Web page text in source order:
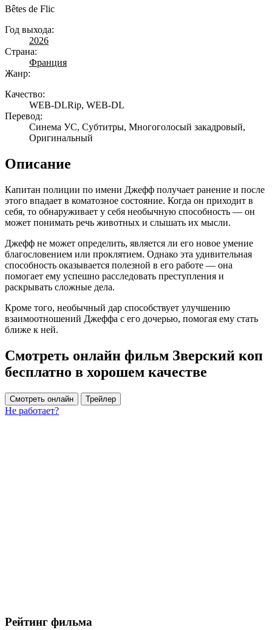
Bêtes de Flic
Год выхода:
2026
Страна:
Франция
Жанр:
Качество:
WEB-DLRip, WEB-DL
Перевод:
Синема УС, Субтитры, Многоголосый закадровый,
Оригинальный
Описание
Капитан полиции по имени Джефф получает ранение и после
этого впадает в коматозное состояние. Когда он приходит в
себя, то обнаруживает у себя необычную способность — он
может понимать речь животных и слышать их мысли.
Джефф не может определить, является ли его новое умение
благословением или проклятием. Однако эта удивительная
способность оказывается полезной в его работе — она
помогает ему успешно расследовать преступления и
раскрывать сложные дела.
Кроме того, необычный дар способствует улучшению
взаимоотношений Джеффа с его дочерью, помогая ему стать
ближе к ней.
Смотреть онлайн фильм Зверский коп
бесплатно в хорошем качестве
Смотреть онлайн Трейлер
Не работает?
Рейтинг фильма